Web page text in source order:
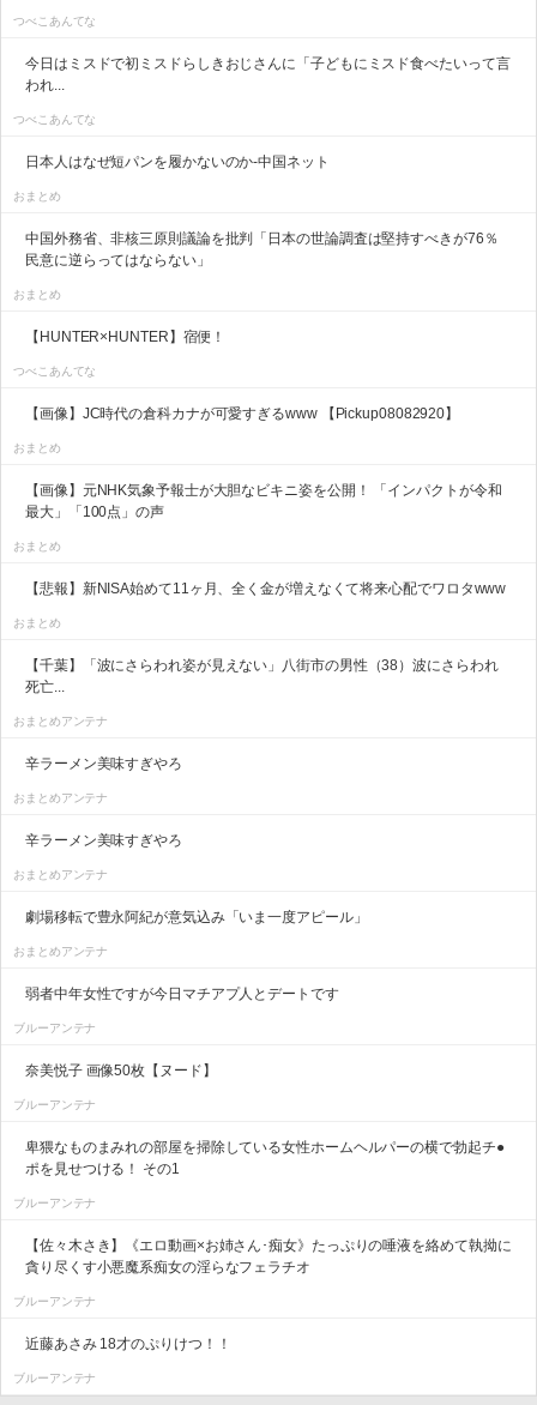
つべこあんてな
今日はミスドで初ミスドらしきおじさんに「子どもにミスド食べたいって言
われ...
つべこあんてな
日本人はなぜ短パンを履かないのか-中国ネット
おまとめ
中国外務省、非核三原則議論を批判「日本の世論調査は堅持すべきが76％
民意に逆らってはならない」
おまとめ
【HUNTER×HUNTER】宿便！
つべこあんてな
【画像】JC時代の倉科カナが可愛すぎるwww 【Pickup08082920】
おまとめ
【画像】元NHK気象予報士が大胆なビキニ姿を公開！ 「インパクトが令和
最大」「100点」の声
おまとめ
【悲報】新NISA始めて11ヶ月、全く金が増えなくて将来心配でワロタwww
おまとめ
【千葉】「波にさらわれ姿が見えない」八街市の男性（38）波にさらわれ
死亡...
おまとめアンテナ
辛ラーメン美味すぎやろ
おまとめアンテナ
辛ラーメン美味すぎやろ
おまとめアンテナ
劇場移転で豊永阿紀が意気込み「いま一度アピール」
おまとめアンテナ
弱者中年女性ですが今日マチアプ人とデートです
ブルーアンテナ
奈美悦子 画像50枚【ヌード】
ブルーアンテナ
卑猥なものまみれの部屋を掃除している女性ホームヘルパーの横で勃起チ●
ポを見せつける！ その1
ブルーアンテナ
【佐々木さき】《エロ動画×お姉さん･痴女》たっぷりの唾液を絡めて執拗に
貪り尽くす小悪魔系痴女の淫らなフェラチオ
ブルーアンテナ
近藤あさみ 18才のぷりけつ！！
ブルーアンテナ